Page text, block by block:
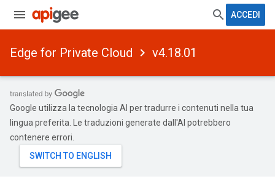
ACCEDI
Edge for Private Cloud v4.18.01
Google utilizza la tecnologia AI per tradurre i contenuti nella tua
lingua preferita. Le traduzioni generate dall'AI potrebbero
contenere errori.